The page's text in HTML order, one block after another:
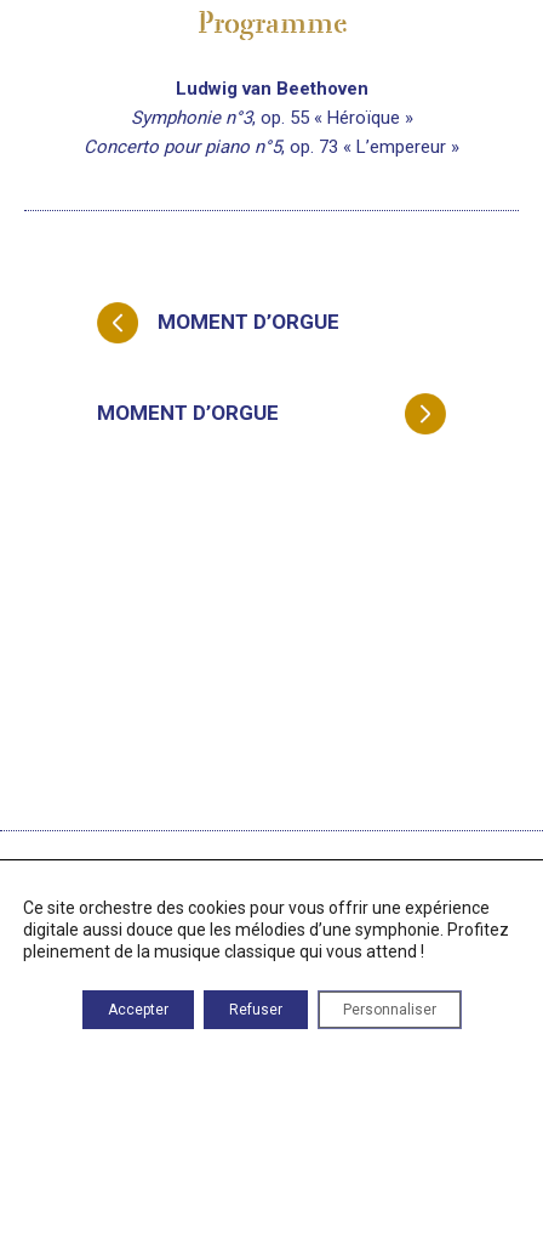
Programme
Ludwig van Beethoven
Symphonie n°3, op. 55 « Héroïque »
Concerto pour piano n°5, op. 73 « L’empereur »
MOMENT D’ORGUE
MOMENT D’ORGUE
83 Route des Alix
46500 Rocamadour
Du lundi au vendredi :
9h00—17h00
Ce site orchestre des cookies pour vous offrir une expérience
digitale aussi douce que les mélodies d’une symphonie. Profitez
pleinement de la musique classique qui vous attend !
Accepter Refuser Personnaliser